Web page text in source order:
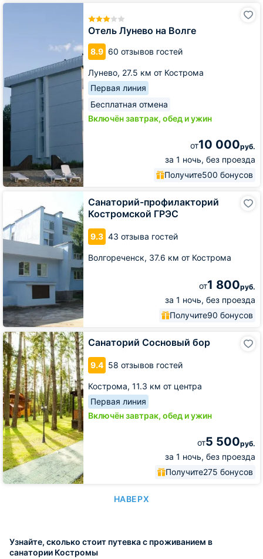
Отель Лунево на Волге
8.9 60 отзывов гостей
Лунево, 27.5 км от Кострома
Первая линия
Бесплатная отмена
Включён завтрак, обед и ужин
от10 000руб.
за 1 ночь, без проезда
Получите500 бонусов
Отель
Санаторий-профилакторий
Костромской ГРЭС
9.3 43 отзыва гостей
Волгореченск, 37.6 км от Кострома
от1 800руб.
за 1 ночь, без проезда
Получите90 бонусов
профилакторий
Костромской
ГРЭС
Санаторий Сосновый бор
9.4 58 отзывов гостей
Кострома, 11.3 км от центра
Первая линия
Включён завтрак, обед и ужин
от5 500руб.
за 1 ночь, без проезда
Получите275 бонусов
Санаторий
Сосновый
бор
НАВЕРХ
Узнайте, сколько стоит путевка с проживанием в
санатории Костромы